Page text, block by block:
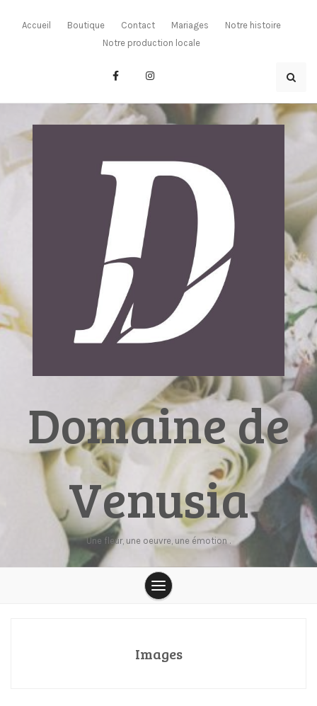
Accueil Boutique Contact Mariages
Notre histoire
Notre production locale
Domaine de
Venusia
Une fleur, une oeuvre, une émotion .
Images